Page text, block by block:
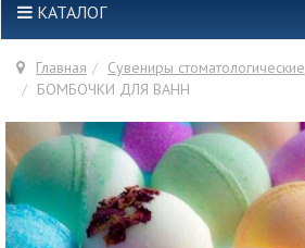
КАТАЛОГ
Главная
Сувениры стоматологические
БОМБОЧКИ ДЛЯ ВАНН